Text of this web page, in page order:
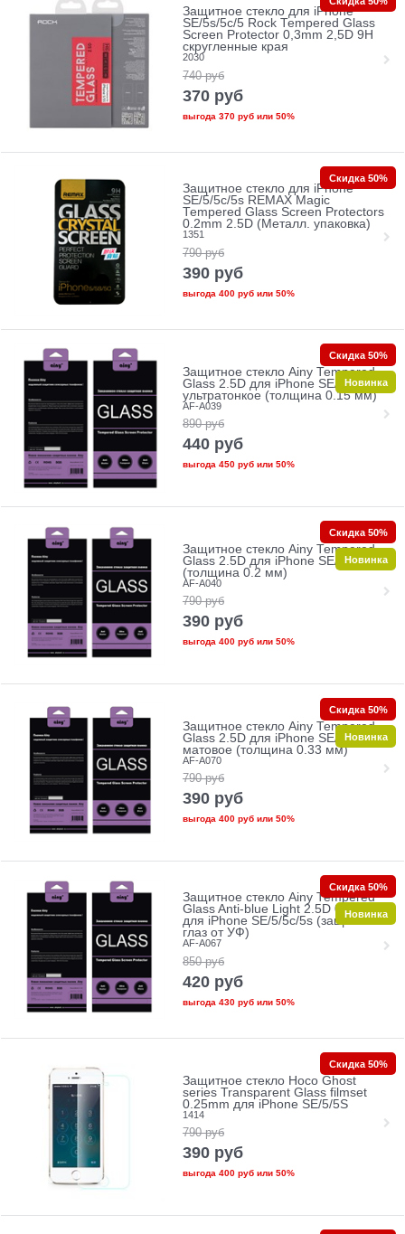
Защитное стекло для iPhone
SE/5s/5с/5 Rock Tempered Glass
Screen Protector 0,3mm 2,5D 9H
скругленные края
2030
740 руб
370 руб
выгода 370 рубили 50%
Защитное стекло для iPhone
SE/5/5c/5s REMAX Magic
Tempered Glass Screen Protectors
0.2mm 2.5D (Металл. упаковка)
1351
790 руб
390 руб
выгода 400 рубили 50%
Скидка 50%
Защитное стекло Ainy Tempered
Glass 2.5D для iPhone SE/5/5c/5s
ультратонкое (толщина 0.15 мм)
AF-A039
890 руб
440 руб
выгода 450 рубили 50%
Скидка 50%
Новинка
Защитное стекло Ainy Tempered
Glass 2.5D для iPhone SE/5/5c/5s
(толщина 0.2 мм)
AF-A040
790 руб
390 руб
выгода 400 рубили 50%
Скидка 50%
Новинка
Защитное стекло Ainy Tempered
Glass 2.5D для iPhone SE/5/5c/5s
матовое (толщина 0.33 мм)
AF-A070
790 руб
390 руб
выгода 400 рубили 50%
Скидка 50%
Новинка
Защитное стекло Ainy Tempered
Glass Anti-blue Light 2.5D 0.33mm
для iPhone SE/5/5c/5s (защита
глаз от УФ)
AF-A067
850 руб
420 руб
выгода 430 рубили 50%
Скидка 50%
Новинка
Защитное стекло Hoco Ghost
series Transparent Glass filmset
0.25mm для iPhone SE/5/5S
1414
790 руб
390 руб
выгода 400 рубили 50%
Скидка 50%